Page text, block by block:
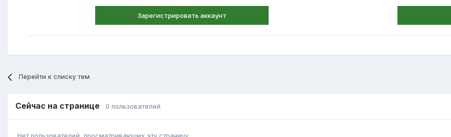
Зарегистрировать аккаунт
Перейти к списку тем
Сейчас на странице 0 пользователей